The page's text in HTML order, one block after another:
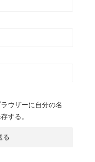
ウザーに自分の名
する。